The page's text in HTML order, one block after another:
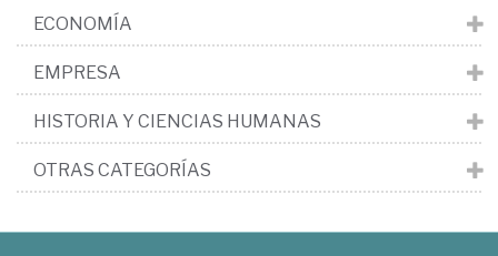
ECONOMÍA
EMPRESA
HISTORIA Y CIENCIAS HUMANAS
OTRAS CATEGORÍAS